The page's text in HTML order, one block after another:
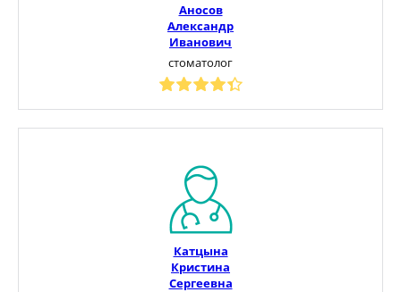
Аносов
Александр
Иванович
стоматолог
Катцына
Кристина
Сергеевна